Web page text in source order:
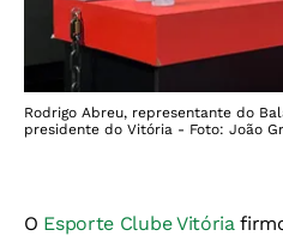
Rodrigo Abreu, representante do
presidente do Vitória - Foto: João
O Esporte Clube Vitória